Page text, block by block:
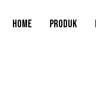
HOME PRODUK